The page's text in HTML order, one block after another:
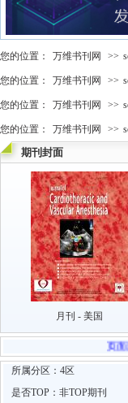
您的位置： 万维书刊网 >>
您的位置： 万维书刊网 >>
您的位置： 万维书刊网 >>
您的位置： 万维书刊网 >>
期刊封面
月刊 - 美国
页面浏览
所属分区：4区
是否TOP：非TOP期刊